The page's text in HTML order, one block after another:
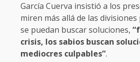
García Cuerva insistió a los
miren más allá de las
se puedan buscar soluciones,
crisis, los sabios buscan
mediocres culpables”.